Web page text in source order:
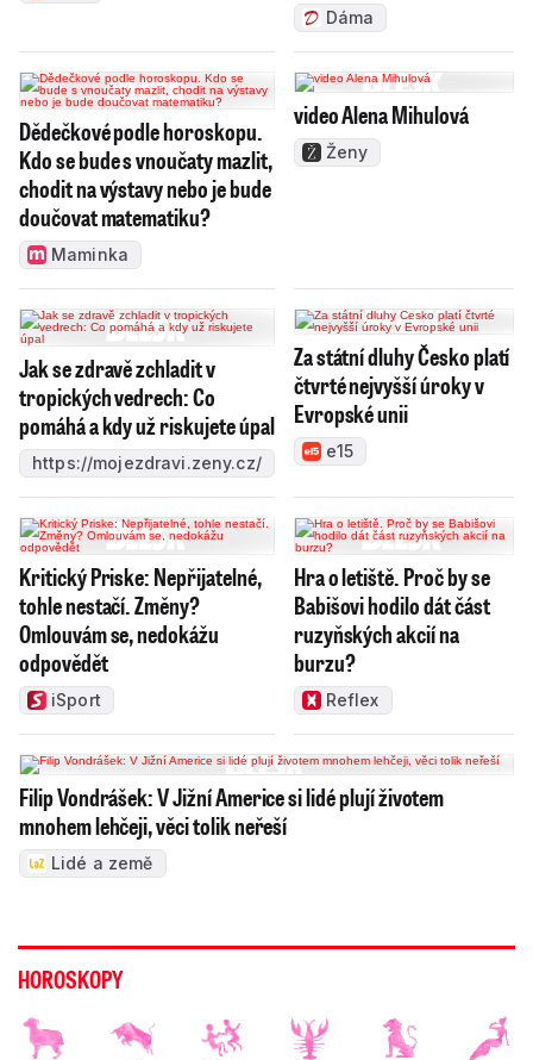
Dáma
Dědečkové podle horoskopu.
Kdo se bude s vnoučaty mazlit,
chodit na výstavy nebo je bude
doučovat matematiku?
Maminka
video Alena Mihulová
Ženy
Jak se zdravě zchladit v
tropických vedrech: Co
pomáhá a kdy už riskujete úpal
https://mojezdravi.zeny.cz/
Za státní dluhy Česko platí
čtvrté nejvyšší úroky v
Evropské unii
e15
Kritický Priske: Nepřijatelné,
tohle nestačí. Změny?
Omlouvám se, nedokážu
odpovědět
iSport
Hra o letiště. Proč by se
Babišovi hodilo dát část
ruzyňských akcií na
burzu?
Reflex
Filip Vondrášek: V Jižní Americe si lidé plují životem
mnohem lehčeji, věci tolik neřeší
Lidé a země
HOROSKOPY